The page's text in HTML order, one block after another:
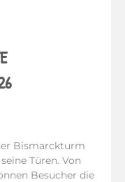
Bismarckturm
Türen. Von
Besucher die